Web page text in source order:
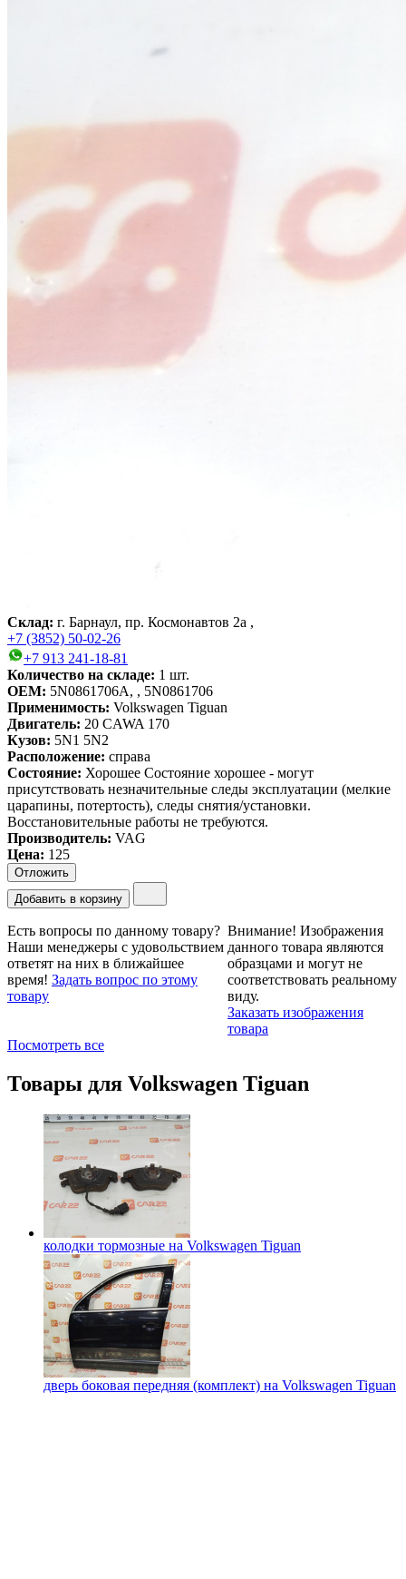
Склад: г. Барнаул, пр. Космонавтов 2а ,
+7 (3852) 50-02-26
+7 913 241-18-81
Количество на складе: 1 шт.
OEM: 5N0861706A, , 5N0861706
Применимость: Volkswagen Tiguan
Двигатель: 20 CAWA 170
Кузов: 5N1 5N2
Расположение: справа
Состояние: Хорошее Состояние хорошее - могут
присутствовать незначительные следы эксплуатации (мелкие
царапины, потертость), следы снятия/установки.
Восстановительные работы не требуются.
Производитель: VAG
Цена: 125
Отложить
Добавить в корзину
Есть вопросы по данному товару?
Наши менеджеры с удовольствием
ответят на них в ближайшее
время! Задать вопрос по этому
товару
Внимание! Изображения
данного товара являются
образцами и могут не
соответствовать реальному
виду.
Заказать изображения
товара
Посмотреть все
Товары для Volkswagen Tiguan
колодки тормозные на Volkswagen Tiguan
дверь боковая передняя (комплект) на Volkswagen Tiguan